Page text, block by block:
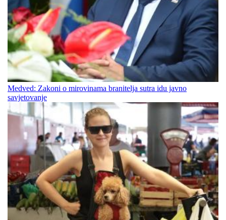
Medved: Zakoni o mirovinama branitelja sutra idu javno
savjetovanje